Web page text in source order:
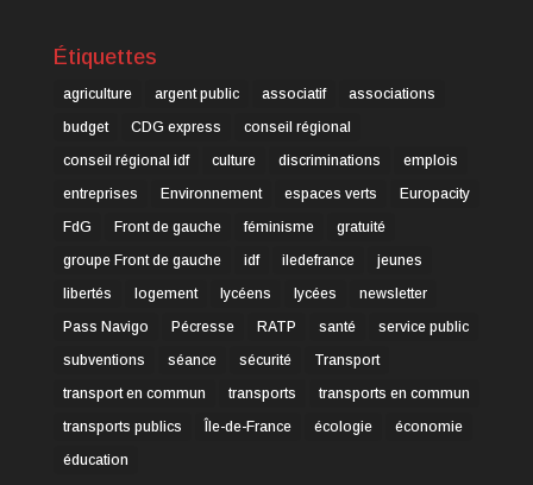
Étiquettes
agriculture argent public associatif
associations
budget
CDG express
conseil régional
conseil régional idf
culture discriminations
emplois
entreprises
Environnement espaces verts
Europacity
FdG
Front de gauche féminisme
gratuité
groupe Front de gauche
idf iledefrance
jeunes
libertés
logement lycéens lycées
newsletter
Pass Navigo
Pécresse RATP santé
service public
subventions
séance sécurité
Transport
transport en commun
transports
transports en commun
transports publics
Île-de-France écologie
économie
éducation